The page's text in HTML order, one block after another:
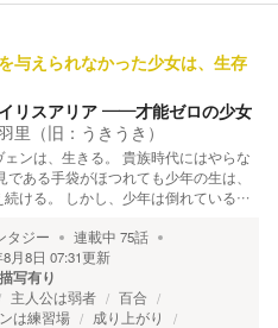
与えられなかった少女は、生存
リスアリア ――才能ゼロの少女
里（旧：うきうき）
ンは、生きる。 貴族時代にはやらな
ある手袋がほつれても少年の生は、
続ける。 しかし、少年は倒れている…
タジー 連載中 75話
月8日 07:31更新
写有り
主人公は弱者
百合
は練習場
成り上がり